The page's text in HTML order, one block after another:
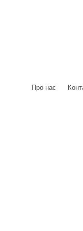
Про нас